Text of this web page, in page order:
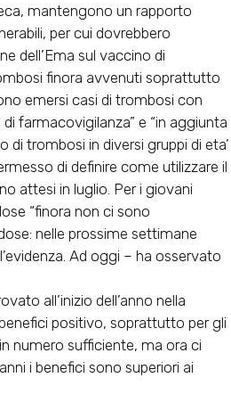
mantengono un rapporto
per cui dovrebbero
dell’Ema sul vaccino di
finora avvenuti soprattutto
emersi casi di trombosi con
farmacovigilanza” e “in aggiunta
di trombosi in diversi gruppi di eta’
di definire come utilizzare il
attesi in luglio. Per i giovani
“finora non ci sono
nelle prossime settimane
Ad oggi – ha osservato
all’inizio dell’anno nella
positivo, soprattutto per gli
numero sufficiente, ma ora ci
i benefici sono superiori ai